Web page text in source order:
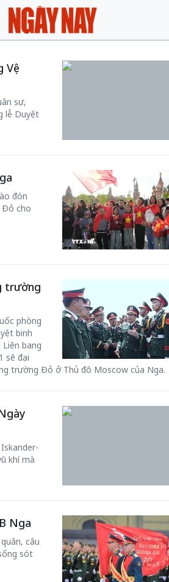
Vệ
sự,
lễ Duyệt
đón
Đỏ cho
trường
phòng
binh
bang
sẽ đại
trường Đỏ ở Thủ đô Moscow của Nga.
khí mà
Nga
câu
sót
Bắc Biên - Giữ một ngôi